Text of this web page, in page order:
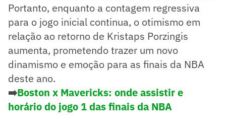
Portanto, enquanto a contagem regressiva
para o jogo inicial continua, o otimismo em
relação ao retorno de Kristaps Porzingis
aumenta, prometendo trazer um novo
dinamismo e emoção para as finais da NBA
deste ano.
➡️Boston x Mavericks: onde assistir e
horário do jogo 1 das finais da NBA